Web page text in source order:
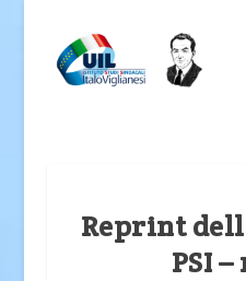
Reprint
PSI –